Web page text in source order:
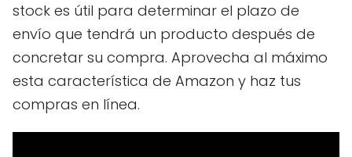
stock es útil para determinar el plazo de
envío que tendrá un producto después de
concretar su compra. Aprovecha al máximo
esta característica de Amazon y haz tus
compras en línea.